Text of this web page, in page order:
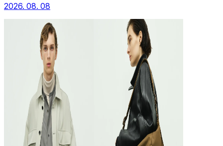
2026. 08. 08